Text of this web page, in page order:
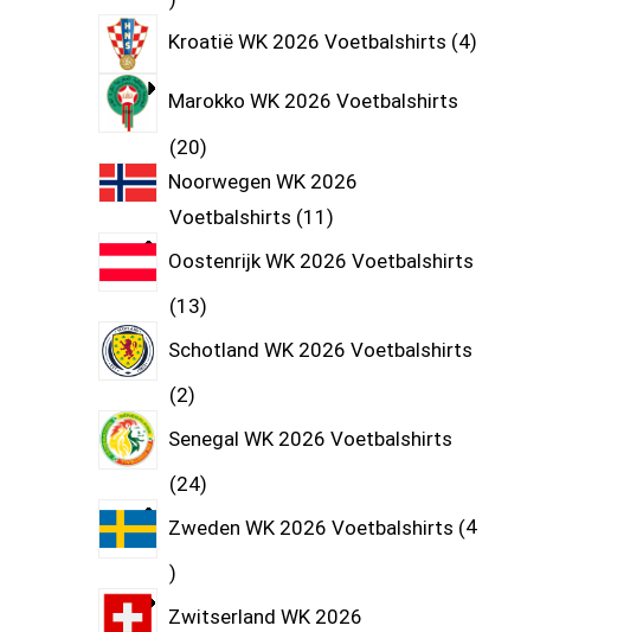
Kroatië WK 2026 Voetbalshirts 4
Marokko WK 2026 Voetbalshirts
20
Noorwegen WK 2026
Voetbalshirts 11
Oostenrijk WK 2026 Voetbalshirts
13
Schotland WK 2026 Voetbalshirts
2
Senegal WK 2026 Voetbalshirts
24
Zweden WK 2026 Voetbalshirts 4
Zwitserland WK 2026